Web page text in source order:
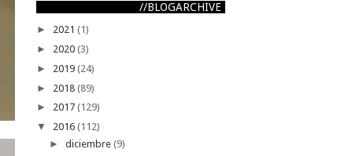
BLOGARCHIVE
► 2021 (1)
► 2020 (3)
► 2019 (24)
► 2018 (89)
► 2017 (129)
▼ 2016 (112)
► diciembre (9)